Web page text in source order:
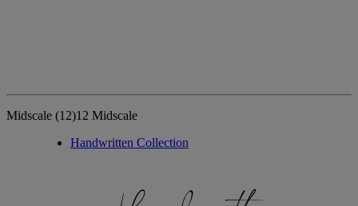
Midscale (12)12 Midscale
Handwritten Collection